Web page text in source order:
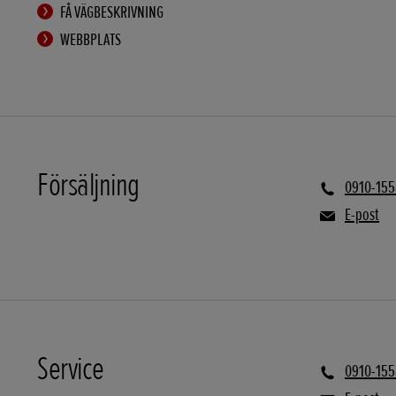
FÅ VÄGBESKRIVNING
WEBBPLATS
Försäljning
0910-
E-post
Service
0910-